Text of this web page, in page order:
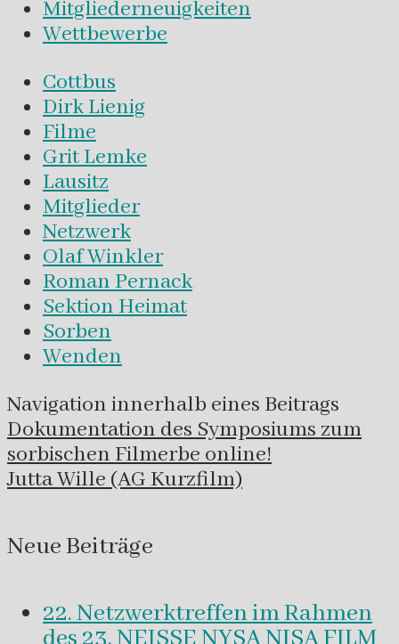
Mitgliederneuigkeiten
Wettbewerbe
Cottbus
Dirk Lienig
Filme
Grit Lemke
Lausitz
Mitglieder
Netzwerk
Olaf Winkler
Roman Pernack
Sektion Heimat
Sorben
Wenden
Navigation innerhalb eines Beitrags
Dokumentation des Symposiums zum
sorbischen Filmerbe online!
Jutta Wille (AG Kurzfilm)
Neue Beiträge
22. Netzwerktreffen im Rahmen